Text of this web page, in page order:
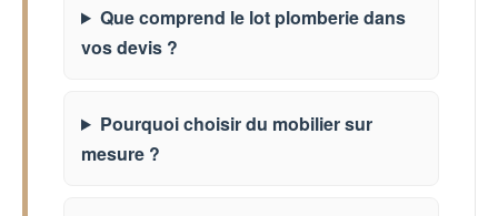
Que comprend le lot plomberie dans
vos devis ?
Pourquoi choisir du mobilier sur
mesure ?